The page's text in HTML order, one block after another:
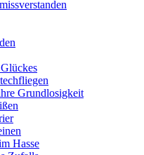
Grundlosigkeit
Hasse